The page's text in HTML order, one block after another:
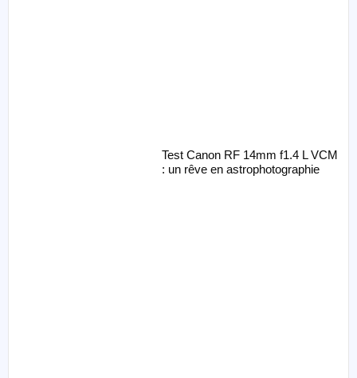
Test Canon RF 14mm f1.4 L VCM
: un rêve en astrophotographie